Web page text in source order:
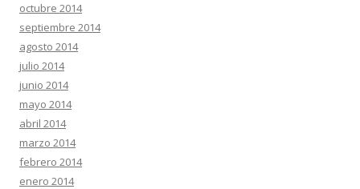
octubre 2014
septiembre 2014
agosto 2014
julio 2014
junio 2014
mayo 2014
abril 2014
marzo 2014
febrero 2014
enero 2014